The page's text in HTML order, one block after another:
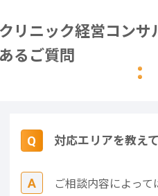
リニック経営コンサ
るご質問
対応エリアを教え
ご相談内容によっ